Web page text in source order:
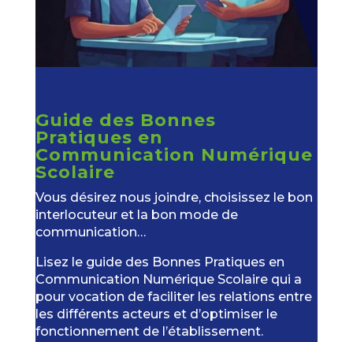
Guide des Bonnes
Pratiques en
Communication Numérique
Scolaire
Vous désirez nous joindre, choisissez le bon
interlocuteur et la bon mode de
communication…
Lisez le guide des Bonnes Pratiques en
Communication Numérique Scolaire qui a
pour vocation de faciliter les relations entre
les différents acteurs et d’optimiser le
fonctionnement de l’établissement.